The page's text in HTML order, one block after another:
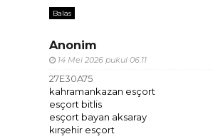
Balas
Anonim
14 Mei 2026 pukul 06.11
27E30A75
kahramankazan esçort
esçort bitlis
esçort bayan aksaray
kırşehir esçort